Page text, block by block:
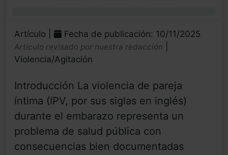
Artículo | Fecha de publicación: 10/11/2025
Artículo revisado por nuestra redacción
Violencia/Agitación
Introducción La violencia de pareja
íntima (IPV, por sus siglas en inglés)
durante el embarazo representa un
problema de salud pública con
consecuencias bien documentadas